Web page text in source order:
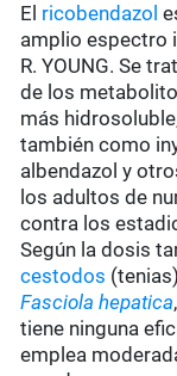
El ricobendazol
amplio espectro
R. YOUNG. Se
de los
más
también como
albendazol y
los adultos de
contra los
Según la dosis
cestodos
Fasciola hepatica
tiene ninguna
emplea